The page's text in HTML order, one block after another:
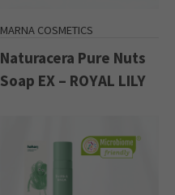
MARNA COSMETICS
Naturacera Pure Nuts
Soap EX – ROYAL LILY